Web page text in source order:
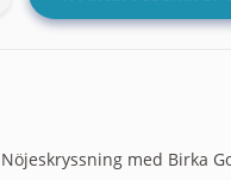
Nöjeskryssning med Birka